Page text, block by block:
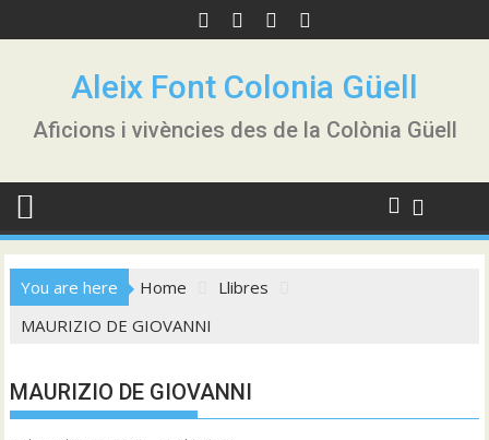
to
Aleix Font Colonia Güell
Aficions i vivències des de la Colònia Güell
You are here Home
Llibres
MAURIZIO DE GIOVANNI
MAURIZIO DE GIOVANNI